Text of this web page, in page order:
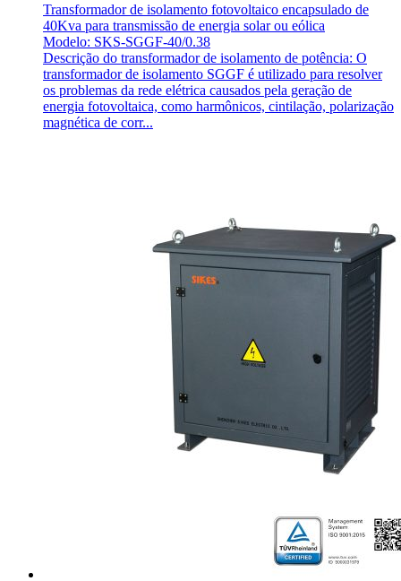
Transformador de isolamento fotovoltaico encapsulado de
40Kva para transmissão de energia solar ou eólica
Modelo: SKS-SGGF-40/0.38
Descrição do transformador de isolamento de potência: O
transformador de isolamento SGGF é utilizado para resolver
os problemas da rede elétrica causados pela geração de
energia fotovoltaica, como harmônicos, cintilação, polarização
magnética de corr...